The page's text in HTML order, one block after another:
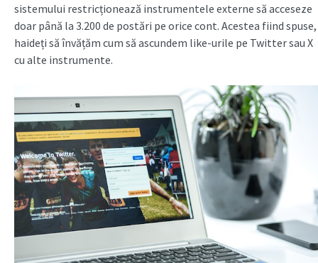
sistemului restricționează instrumentele externe să acceseze
doar până la 3.200 de postări pe orice cont. Acestea fiind spuse,
haideți să învățăm cum să ascundem like-urile pe Twitter sau X
cu alte instrumente.